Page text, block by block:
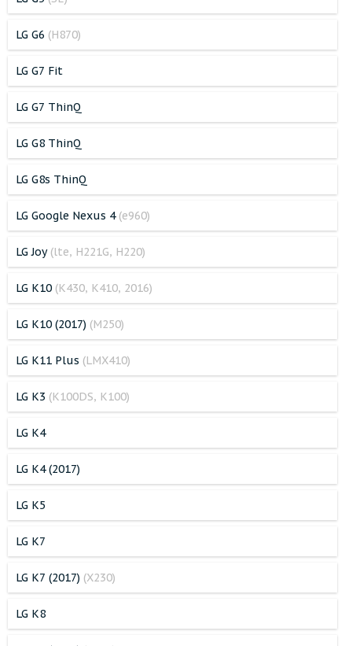
LG G6 (H870)
LG G7 Fit
LG G7 ThinQ
LG G8 ThinQ
LG G8s ThinQ
LG Google Nexus 4 (e960)
LG Joy (lte, H221G, H220)
LG K10 (K430, K410, 2016)
LG K10 (2017) (M250)
LG K11 Plus (LMX410)
LG K3 (K100DS, K100)
LG K4
LG K4 (2017)
LG K5
LG K7
LG K7 (2017) (X230)
LG K8